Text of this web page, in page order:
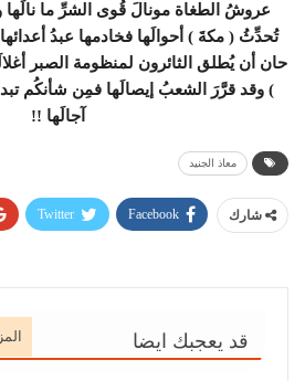
عروشُ الطغاة مونالَ قُوى الشرِّ ما نالَها
تُحدِّثُ ( مكةَ ) أحوالَها فخادمها عبدُ
حان أن يُطلق الثائرون لمنظومة الصبر
) وقد قرَّرَ الشعبُ إيصالَها فمِن شأنكُم
آجالَها !!
معاذ الجنيد
شارك Facebook
Twitter
قد يعجبك ايضا